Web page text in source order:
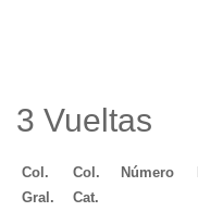
3 Vueltas
Col.
Gral.
Col.
Cat.
Número